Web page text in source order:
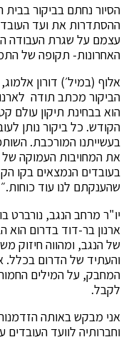
הסיור נחתם בביקור בבית
ההסתדרות את ועד
עצמם על שגרת העבודה
האחרונות- תקופה של
אלוף (במיל׳) דורון
הביקור מכתב תודה
הוא בבחינת תיקון עולם
הקודש. כל ביקור נותן
בעשייתנו המורכבת.
את המחויבות העמוקה
בעובדים הנמצאים בקו
שהענקתם לנו עוד כוחות.״
יו"ר מרחב הנגב, נורברט
ארנון בר-דוד בדרום הוא
של הנגב, ומהווה חיזוק
והעתיד של הדרום בכלל.
המחבק, על המילים
לקבל.
אני מבקש באותה
וחברותיה לוועד